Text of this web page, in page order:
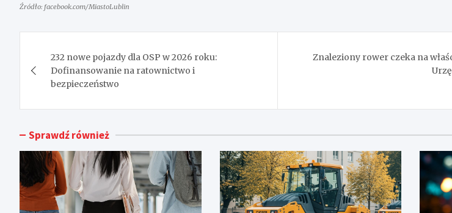
Źródło: facebook.com/MiastoLublin
wpisu
232 nowe pojazdy dla OSP w 2026 roku:
Dofinansowanie na ratownictwo i
bezpieczeństwo
Znaleziony rower czeka na
Sprawdź również